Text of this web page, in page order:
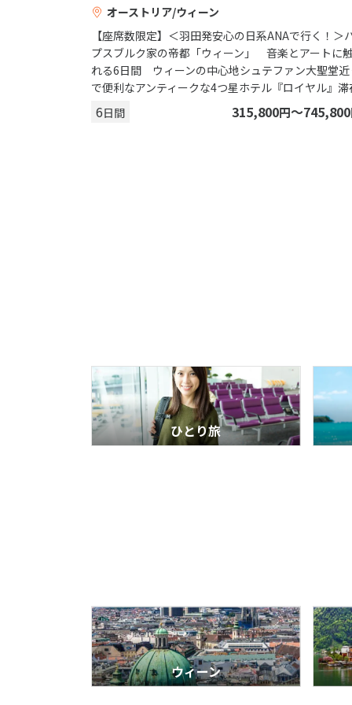
オーストリア/ウィーン
【座席数限定】＜羽田発安心の日系ANAで行く！＞
プスブルク家の帝都「ウィーン」 音楽とアートに
れる6日間 ウィーンの中心地シュテファン大聖堂近
で便利なアンティークな4つ星ホテル『ロイヤル』滞
6日間 315,800円〜745,800
ひとり旅
ウィーン